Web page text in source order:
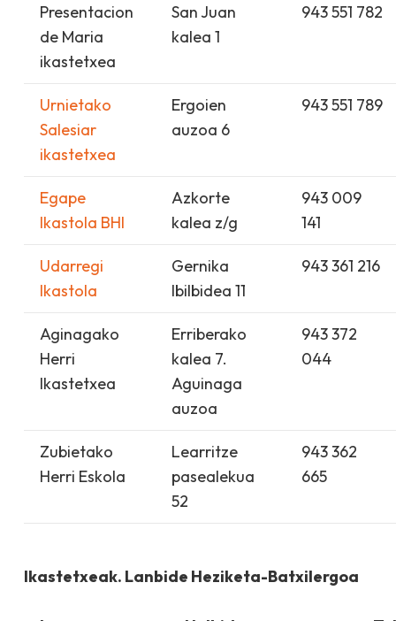
Presentacion
de Maria
ikastetxea
San Juan
kalea 1
943 551 782
Urnietako
Salesiar
ikastetxea
Ergoien
auzoa 6
943 551 789
Egape
Ikastola BHI
Azkorte
kalea z/g
943 009
141
Udarregi
Ikastola
Gernika
Ibilbidea 11
943 361 216
Aginagako
Herri
Ikastetxea
Erriberako
kalea 7.
Aguinaga
auzoa
943 372
044
Zubietako
Herri Eskola
Learritze
pasealekua
52
943 362
665
Ikastetxeak. Lanbide Heziketa-Batxilergoa